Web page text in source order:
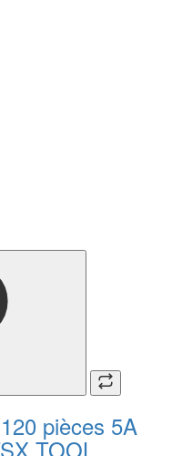
pièces 5A
TOOL